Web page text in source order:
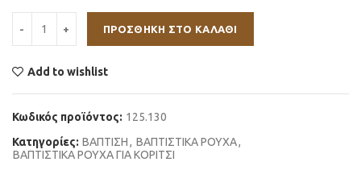
ΠΡΟΣΘΉΚΗ ΣΤΟ ΚΑΛΆΘΙ
Add to wishlist
Κωδικός προϊόντος: 125.130
Κατηγορίες: ΒΑΠΤΙΣΗ, ΒΑΠΤΙΣΤΙΚΑ ΡΟΥΧΑ,
ΒΑΠΤΙΣΤΙΚΑ ΡΟΥΧΑ ΓΙΑ ΚΟΡΙΤΣΙ